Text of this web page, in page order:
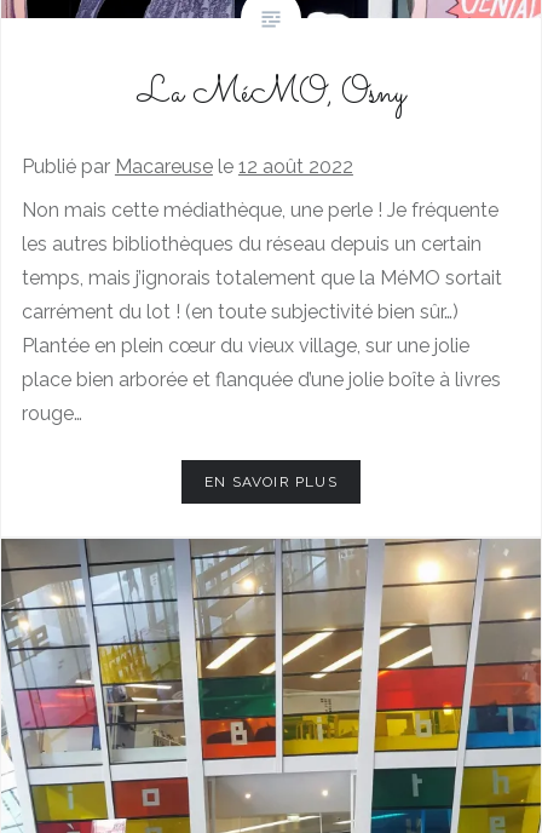
La MéMO, Osny
Publié par Macareusele 12 août 2022
Non mais cette médiathèque, une perle ! Je fréquente
les autres bibliothèques du réseau depuis un certain
temps, mais j’ignorais totalement que la MéMO sortait
carrément du lot ! (en toute subjectivité bien sûr…)
Plantée en plein cœur du vieux village, sur une jolie
place bien arborée et flanquée d’une jolie boîte à livres
rouge…
EN SAVOIR PLUS